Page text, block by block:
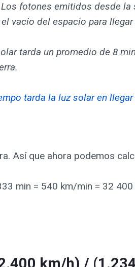
fotones emitidos desde la
vacío del espacio para
tarda un promedio de 8
tarda la luz solar en llegar
Así que ahora podemos
min = 540 km/min = 32
km/h) /